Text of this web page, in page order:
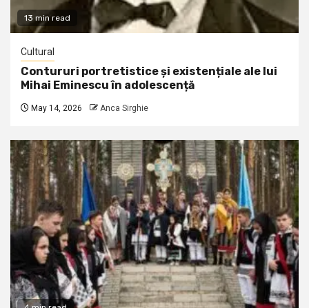
13 min read
Cultural
Contururi portretistice și existențiale ale lui
Mihai Eminescu în adolescență
May 14, 2026 Anca Sirghie